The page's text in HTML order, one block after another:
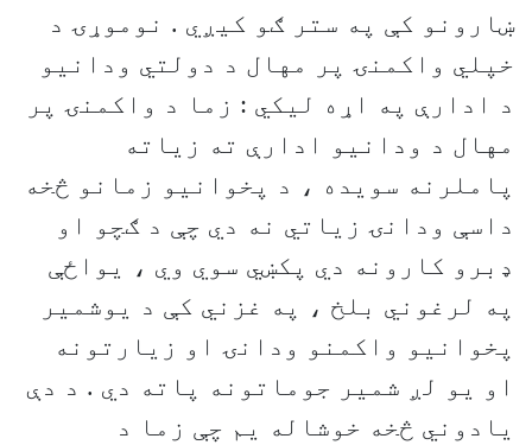
ښارونو کې په ستر ګو کيږي . نوموړۍ د
خپلي واکمنۍ پر مهال د دولتي ودانيو
د ادارې په اړه ليکي : زما د واکمنۍ پر
مهال د ودانيو ادارې ته زياته
پاملرنه سويده ، د پخوانيو زمانو څخه
داسې ودانۍ زياتي نه دي چې د ګچو او
ډبرو کارونه دي پکښي سوي وي ، يواځې
په لرغوني بلخ ، په غزني کې د يوشمير
پخوانيو واکمنو ودانۍ او زيارتونه
او يو لږ شمير جوماتونه پاته دي . د دې
يادوني څخه خوشاله يم چې زما د